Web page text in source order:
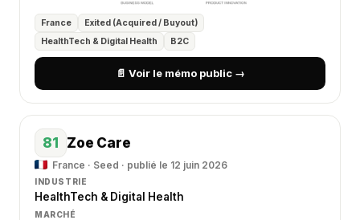
France
Exited (Acquired / Buyout)
HealthTech & Digital Health
B2C
📄 Voir le mémo public →
81 Zoe Care
France · Seed · publié le 12 juin 2026
INDUSTRIE
HealthTech & Digital Health
MARCHÉ